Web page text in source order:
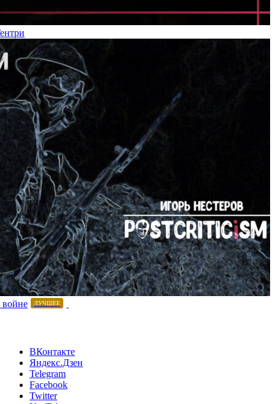
ЛУЧШЕЕ
ВКонтакте
Яндекс.Дзен
Telegram
Facebook
Twitter